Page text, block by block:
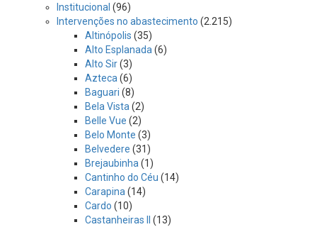
Institucional (96)
Intervenções no abastecimento (2.215)
Altinópolis (35)
Alto Esplanada (6)
Alto Sir(3)
Azteca (6)
Baguari (8)
Bela Vista (2)
Belle Vue (2)
Belo Monte (3)
Belvedere (31)
Brejaubinha (1)
Cantinho do Céu (14)
Carapina (14)
Cardo (10)
Castanheiras II
(13)